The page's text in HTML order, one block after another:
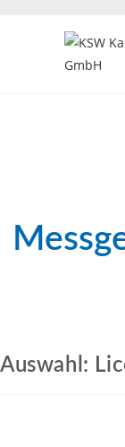
Auswahl: